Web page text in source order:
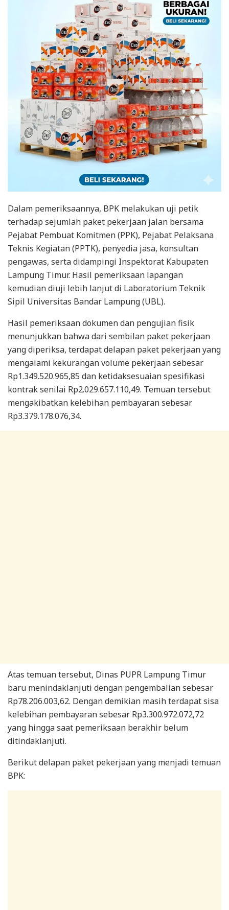
Dalam pemeriksaannya, BPK melakukan uji petik
terhadap sejumlah paket pekerjaan jalan bersama
Pejabat Pembuat Komitmen (PPK), Pejabat Pelaksana
Teknis Kegiatan (PPTK), penyedia jasa, konsultan
pengawas, serta didampingi Inspektorat Kabupaten
Lampung Timur. Hasil pemeriksaan lapangan
kemudian diuji lebih lanjut di Laboratorium Teknik
Sipil Universitas Bandar Lampung (UBL).
Hasil pemeriksaan dokumen dan pengujian fisik
menunjukkan bahwa dari sembilan paket pekerjaan
yang diperiksa, terdapat delapan paket pekerjaan yang
mengalami kekurangan volume pekerjaan sebesar
Rp1.349.520.965,85 dan ketidaksesuaian spesifikasi
kontrak senilai Rp2.029.657.110,49. Temuan tersebut
mengakibatkan kelebihan pembayaran sebesar
Rp3.379.178.076,34.
Atas temuan tersebut, Dinas PUPR Lampung Timur
baru menindaklanjuti dengan pengembalian sebesar
Rp78.206.003,62. Dengan demikian masih terdapat sisa
kelebihan pembayaran sebesar Rp3.300.972.072,72
yang hingga saat pemeriksaan berakhir belum
ditindaklanjuti.
Berikut delapan paket pekerjaan yang menjadi temuan
BPK: